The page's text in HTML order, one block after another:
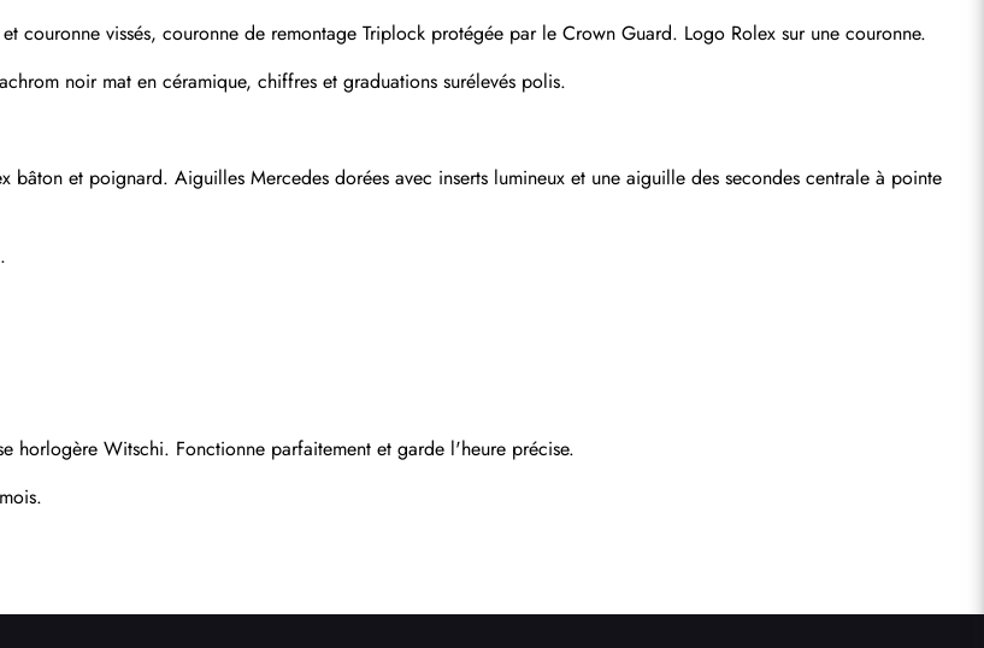
vissés, couronne de remontage Triplock protégée par le Crown Guard. Logo Rolex sur une couronne.
noir mat en céramique, chiffres et graduations surélevés polis.
et poignard. Aiguilles Mercedes dorées avec inserts lumineux et une aiguille des secondes centrale à pointe
horlogère Witschi. Fonctionne parfaitement et garde l'heure précise.